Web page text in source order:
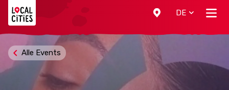
DE
Alle Events